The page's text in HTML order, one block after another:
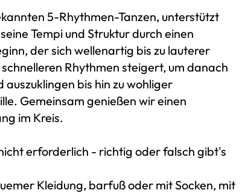
5-Rhythmen-Tanzen, unterstützt
Tempi und Struktur durch einen
der sich wellenartig bis zu lauterer
Rhythmen steigert, um danach
bis hin zu wohliger
Gemeinsam genießen wir einen
im Kreis.
erforderlich - richtig oder falsch gibt's
Kleidung, barfuß oder mit Socken, mit